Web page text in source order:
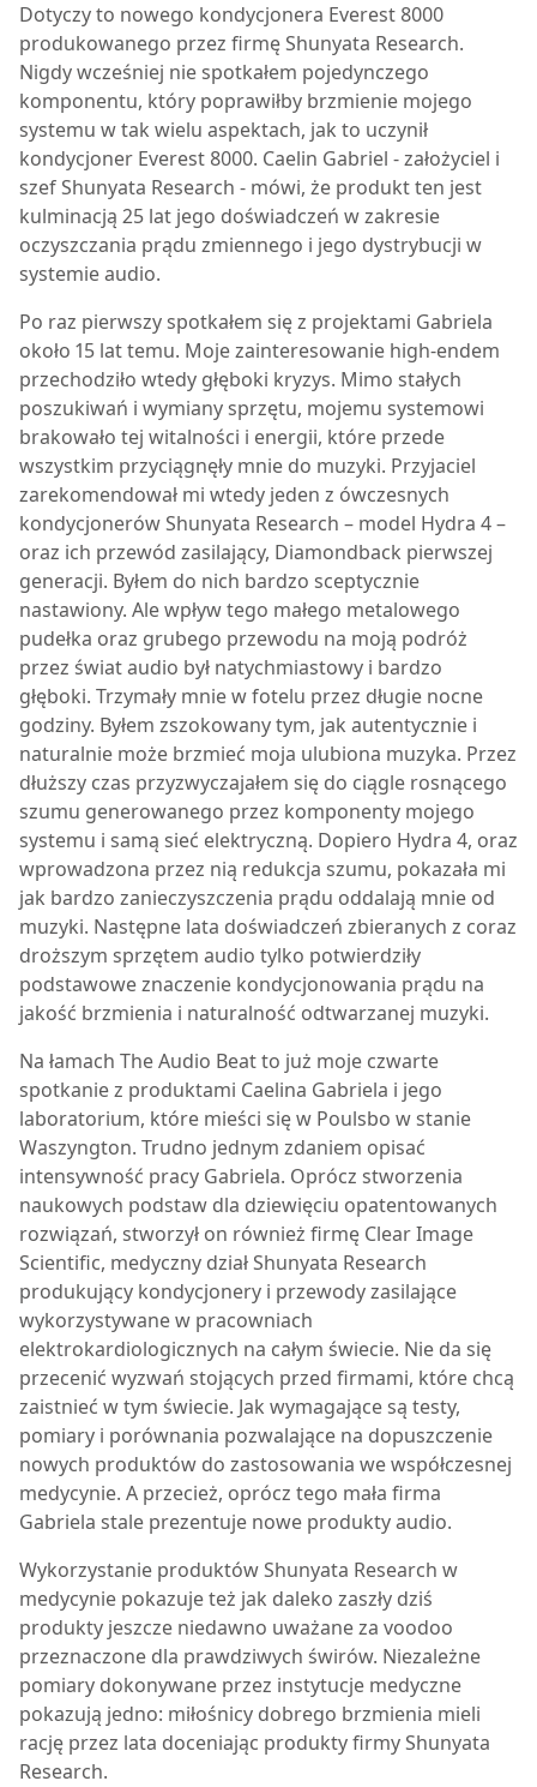
Dotyczy to nowego kondycjonera Everest 8000
produkowanego przez firmę Shunyata Research.
Nigdy wcześniej nie spotkałem pojedynczego
komponentu, który poprawiłby brzmienie mojego
systemu w tak wielu aspektach, jak to uczynił
kondycjoner Everest 8000. Caelin Gabriel - założyciel i
szef Shunyata Research - mówi, że produkt ten jest
kulminacją 25 lat jego doświadczeń w zakresie
oczyszczania prądu zmiennego i jego dystrybucji w
systemie audio.
Po raz pierwszy spotkałem się z projektami Gabriela
około 15 lat temu. Moje zainteresowanie high-endem
przechodziło wtedy głęboki kryzys. Mimo stałych
poszukiwań i wymiany sprzętu, mojemu systemowi
brakowało tej witalności i energii, które przede
wszystkim przyciągnęły mnie do muzyki. Przyjaciel
zarekomendował mi wtedy jeden z ówczesnych
kondycjonerów Shunyata Research – model Hydra 4 –
oraz ich przewód zasilający, Diamondback pierwszej
generacji. Byłem do nich bardzo sceptycznie
nastawiony. Ale wpływ tego małego metalowego
pudełka oraz grubego przewodu na moją podróż
przez świat audio był natychmiastowy i bardzo
głęboki. Trzymały mnie w fotelu przez długie nocne
godziny. Byłem zszokowany tym, jak autentycznie i
naturalnie może brzmieć moja ulubiona muzyka. Przez
dłuższy czas przyzwyczajałem się do ciągle rosnącego
szumu generowanego przez komponenty mojego
systemu i samą sieć elektryczną. Dopiero Hydra 4, oraz
wprowadzona przez nią redukcja szumu, pokazała mi
jak bardzo zanieczyszczenia prądu oddalają mnie od
muzyki. Następne lata doświadczeń zbieranych z coraz
droższym sprzętem audio tylko potwierdziły
podstawowe znaczenie kondycjonowania prądu na
jakość brzmienia i naturalność odtwarzanej muzyki.
Na łamach The Audio Beat to już moje czwarte
spotkanie z produktami Caelina Gabriela i jego
laboratorium, które mieści się w Poulsbo w stanie
Waszyngton. Trudno jednym zdaniem opisać
intensywność pracy Gabriela. Oprócz stworzenia
naukowych podstaw dla dziewięciu opatentowanych
rozwiązań, stworzył on również firmę Clear Image
Scientific, medyczny dział Shunyata Research
produkujący kondycjonery i przewody zasilające
wykorzystywane w pracowniach
elektrokardiologicznych na całym świecie. Nie da się
przecenić wyzwań stojących przed firmami, które chcą
zaistnieć w tym świecie. Jak wymagające są testy,
pomiary i porównania pozwalające na dopuszczenie
nowych produktów do zastosowania we współczesnej
medycynie. A przecież, oprócz tego mała firma
Gabriela stale prezentuje nowe produkty audio.
Wykorzystanie produktów Shunyata Research w
medycynie pokazuje też jak daleko zaszły dziś
produkty jeszcze niedawno uważane za voodoo
przeznaczone dla prawdziwych świrów. Niezależne
pomiary dokonywane przez instytucje medyczne
pokazują jedno: miłośnicy dobrego brzmienia mieli
rację przez lata doceniając produkty firmy Shunyata
Research.